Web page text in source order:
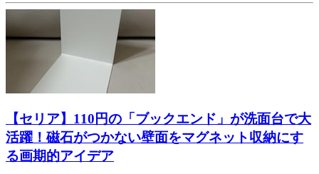
【セリア】110円の「ブックエンド」が洗面台で大
活躍！磁石がつかない壁面をマグネット収納にす
る画期的アイデア